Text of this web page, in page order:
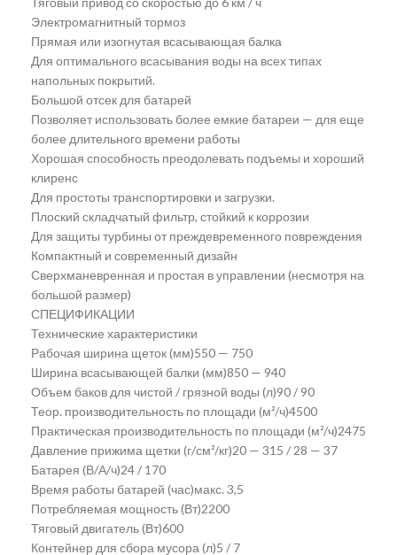
Электромагнитный тормоз
Прямая или изогнутая всасывающая балка
Для оптимального всасывания воды на всех типах
напольных покрытий.
Большой отсек для батарей
Позволяет использовать более емкие батареи — для еще
более длительного времени работы
Хорошая способность преодолевать подъемы и хороший
клиренс
Для простоты транспортировки и загрузки.
Плоский складчатый фильтр, стойкий к коррозии
Для защиты турбины от преждевременного повреждения
Компактный и современный дизайн
Сверхманевренная и простая в управлении (несмотря на
большой размер)
СПЕЦИФИКАЦИИ
Технические характеристики
Рабочая ширина щеток (мм)550 — 750
Ширина всасывающей балки (мм)850 — 940
Объем баков для чистой / грязной воды (л)90 / 90
Теор. производительность по площади (м²/ч)4500
Практическая производительность по площади (м²/ч)2475
Давление прижима щетки (г/см²/кг)20 — 315 / 28 — 37
Батарея (В/А/ч)24 / 170
Время работы батарей (час)макс. 3,5
Потребляемая мощность (Вт)2200
Тяговый двигатель (Вт)600
Контейнер для сбора мусора (л)5 / 7